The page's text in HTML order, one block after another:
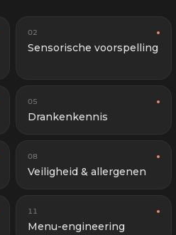
02
Sensorische voorspelling
05
Drankenkennis
08
Veiligheid & allergenen
11
Menu-engineering